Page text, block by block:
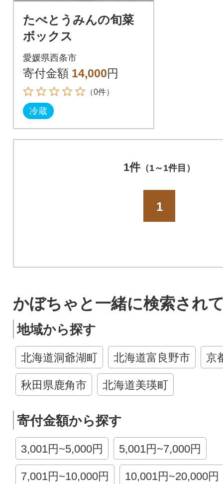
たべとうみんの旬菜
ボックス
愛媛県西条市
寄付金額 14,000円
（0件）
冷蔵
1件（1～1件目）
1
かぼちゃと一緒に検索され
地域から探す
北海道洞爺湖町 北海道富良野市 京
秋田県鹿角市 北海道美瑛町
寄付金額から探す
3,001円~5,000円 5,001円~7,000円
7,001円~10,000円 10,001円~20,000円